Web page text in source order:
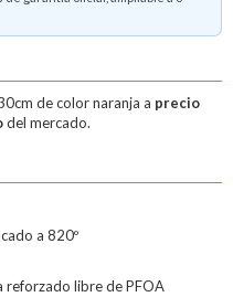
de color naranja a precio
del mercado.
a 820º
reforzado libre de PFOA